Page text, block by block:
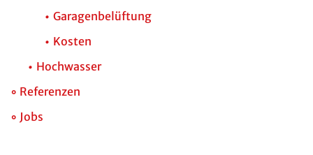
Garagenbelüftung
Kosten
Hochwasser
Referenzen
Jobs